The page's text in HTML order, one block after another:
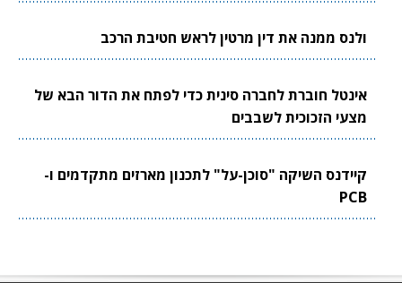
ולנס ממנה את דין מרטין לראש חטיבת הרכב
אינטל חוברת לחברה סינית כדי לפתח את הדור הבא של
מצעי הזכוכית לשבבים
קיידנס השיקה "סוכן-על" לתכנון מארזים מתקדמים ו-
PCB